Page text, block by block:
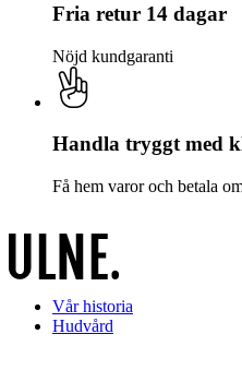
Fria retur 14 dagar
Nöjd kundgaranti
Handla tryggt med
Få hem varor och betala
Vår historia
Hudvård